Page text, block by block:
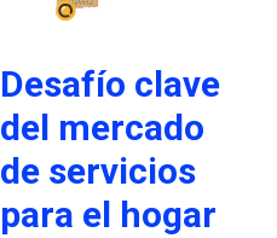
Desafío clave
del mercado
de servicios
para el hogar